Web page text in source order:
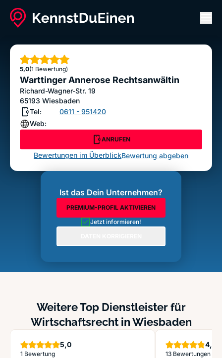
Warttinger Annerose Rechtsanwältin
5,0
Sterne
(1 Bewertung)
Warttinger Annerose Rechtsanwältin
Richard-Wagner-Str. 19
65193 Wiesbaden
Tel:
0611 - 951420
Web:
ANRUFEN
Bewertungen im ÜberblickBewertung abgeben
Ist das Dein Unternehmen?
PREMIUM-PROFIL AKTIVIEREN
Jetzt informieren!
Weitere Top Dienstleister für
Wirtschaftsrecht in Wiesbaden
5,0Sterne
1 Bewertung
4,9
13 Bewertungen